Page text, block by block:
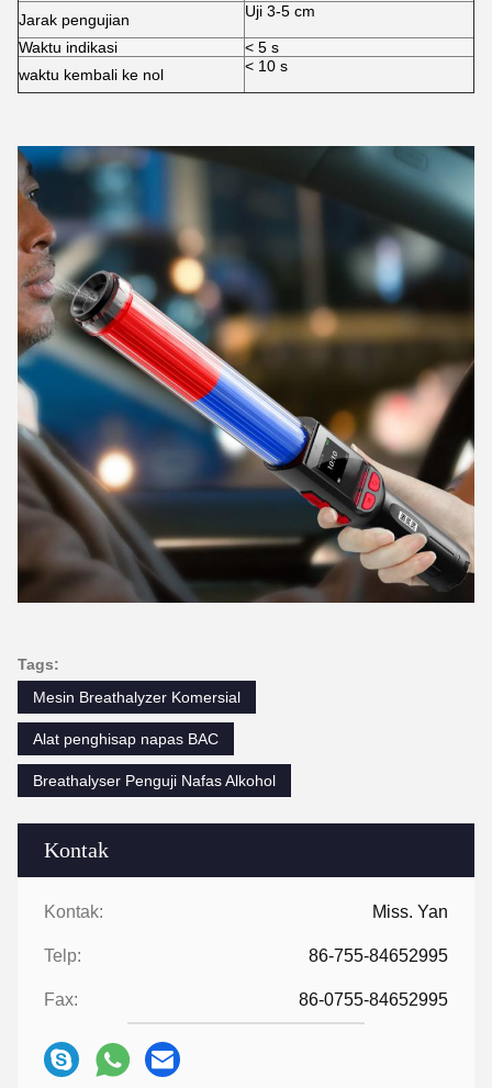
Kontak
Kontak: Miss. Yan
Telp: 86-755-84652995
Fax: 86-0755-84652995
Jarak pengujian Uji 3-5 cm
Waktu indikasi
< 5 s
waktu kembali ke nol
< 10 s
Tags:
Mesin Breathalyzer Komersial
Alat penghisap napas BAC
Breathalyser Penguji Nafas Alkohol